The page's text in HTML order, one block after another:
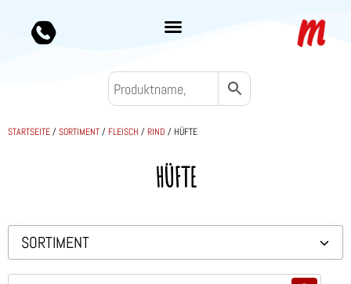
STARTSEITE/SORTIMENT/ FLEISCH /RIND / HÜFTE
HÜFTE
SORTIMENT
Backwaren TK